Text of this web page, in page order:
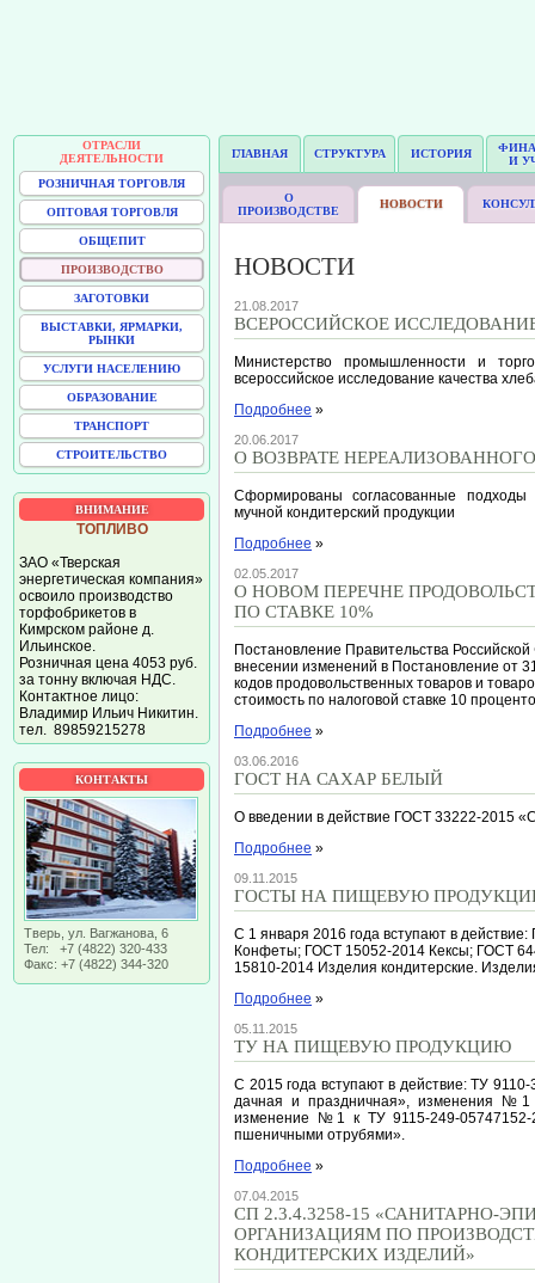
ОТРАСЛИ
ДЕЯТЕЛЬНОСТИ
РОЗНИЧНАЯ ТОРГОВЛЯ
ОПТОВАЯ ТОРГОВЛЯ
ОБЩЕПИТ
ПРОИЗВОДСТВО
ЗАГОТОВКИ
ВЫСТАВКИ, ЯРМАРКИ,
РЫНКИ
УСЛУГИ НАСЕЛЕНИЮ
ОБРАЗОВАНИЕ
ТРАНСПОРТ
СТРОИТЕЛЬСТВО
ВНИМАНИЕ
ТОПЛИВО
ЗАО «Тверская
энергетическая компания»
освоило производство
торфобрикетов в
Кимрском районе д.
Ильинское.
Розничная цена 4053 руб.
за тонну включая НДС.
Контактное лицо:
Владимир Ильич Никитин.
тел. 89859215278
КОНТАКТЫ
Тверь, ул. Вагжанова, 6
Тел: +7 (4822) 320-433
Факс: +7 (4822) 344-320
ГЛАВНАЯ СТРУКТУРА ИСТОРИЯ
И
О
ПРОИЗВОДСТВЕ
НОВОСТИ
НОВОСТИ
21.08.2017
ВСЕРОССИЙСКОЕ
Министерство промышленности и
всероссийское исследование качества
Подробнее »
20.06.2017
О ВОЗВРАТЕ
Сформированы согласованные
мучной кондитерский продукции
Подробнее »
02.05.2017
О НОВОМ ПЕРЕЧНЕ
ПО СТАВКЕ 10%
Постановление Правительства
внесении изменений в Постановление от
кодов продовольственных товаров и
стоимость по налоговой ставке 10
Подробнее »
03.06.2016
ГОСТ НА САХАР БЕЛЫЙ
О введении в действие ГОСТ 33222-2015
Подробнее »
09.11.2015
ГОСТЫ НА ПИЩЕВУЮ
C 1 января 2016 года вступают в
Конфеты; ГОСТ 15052-2014 Кексы; ГОСТ
15810-2014 Изделия кондитерские.
Подробнее »
05.11.2015
ТУ НА ПИЩЕВУЮ ПРОДУКЦИЮ
С 2015 года вступают в действие: ТУ
дачная и праздничная», изменения №1
изменение №1 к ТУ 9115-249-
пшеничными отрубями».
Подробнее »
07.04.2015
СП 2.3.4.3258-15 «САНИТАРНО-
ОРГАНИЗАЦИЯМ ПО
КОНДИТЕРСКИХ ИЗДЕЛИЙ»